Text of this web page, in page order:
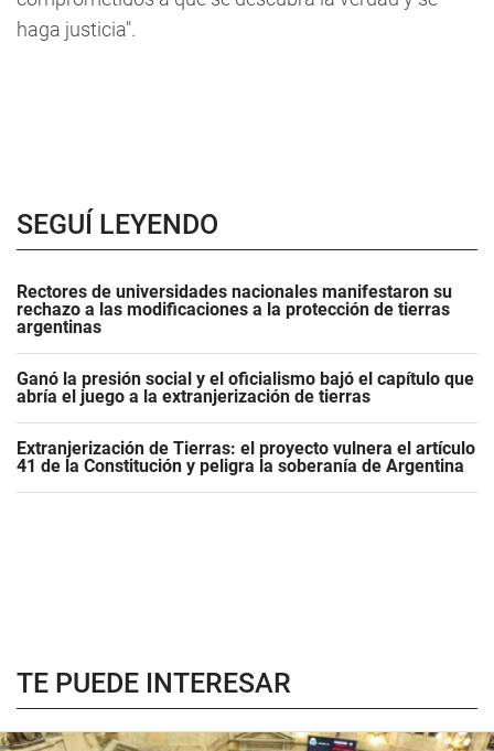
haga justicia".
SEGUÍ LEYENDO
Rectores de universidades nacionales manifestaron su
rechazo a las modificaciones a la protección de tierras
argentinas
Ganó la presión social y el oficialismo bajó el capítulo que
abría el juego a la extranjerización de tierras
Extranjerización de Tierras: el proyecto vulnera el artículo
41 de la Constitución y peligra la soberanía de Argentina
TE PUEDE INTERESAR